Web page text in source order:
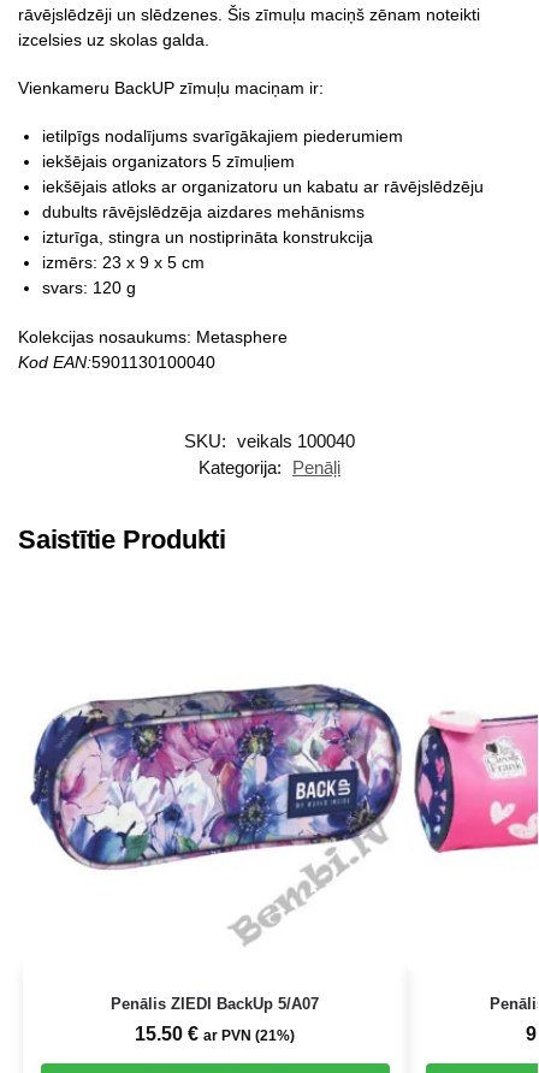
rāvējslēdzēji un slēdzenes. Šis zīmuļu maciņš zēnam noteikti
izcelsies uz skolas galda.
Vienkameru BackUP zīmuļu maciņam ir:
ietilpīgs nodalījums svarīgākajiem piederumiem
iekšējais organizators 5 zīmuļiem
iekšējais atloks ar organizatoru un kabatu ar rāvējslēdzēju
dubults rāvējslēdzēja aizdares mehānisms
izturīga, stingra un nostiprināta konstrukcija
izmērs: 23 x 9 x 5 cm
svars: 120 g
Kolekcijas nosaukums: Metasphere
Kod EAN:5901130100040
SKU: veikals 100040
Kategorija:
Penāļi
Saistītie Produkti
Penālis ZIEDI BackUp 5/A07
15.50€ ar PVN (21%)